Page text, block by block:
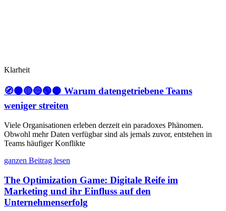
Klarheit
🧭⚫🔴🔵🟢🟠 Warum datengetriebene Teams
weniger streiten
Viele Organisationen erleben derzeit ein paradoxes Phänomen.
Obwohl mehr Daten verfügbar sind als jemals zuvor, entstehen in
Teams häufiger Konflikte
ganzen Beitrag lesen
The Optimization Game: Digitale Reife im
Marketing und ihr Einfluss auf den
Unternehmenserfolg